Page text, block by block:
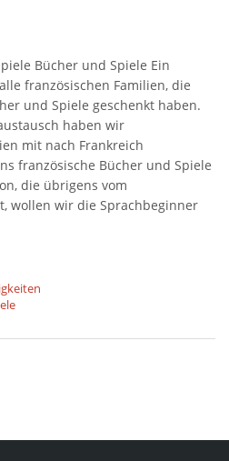
Bücher und Spiele Ein
französischen Familien, die
und Spiele geschenkt haben.
haben wir
mit nach Frankreich
französische Bücher und Spiele
die übrigens vom
wollen wir die Sprachbeginner